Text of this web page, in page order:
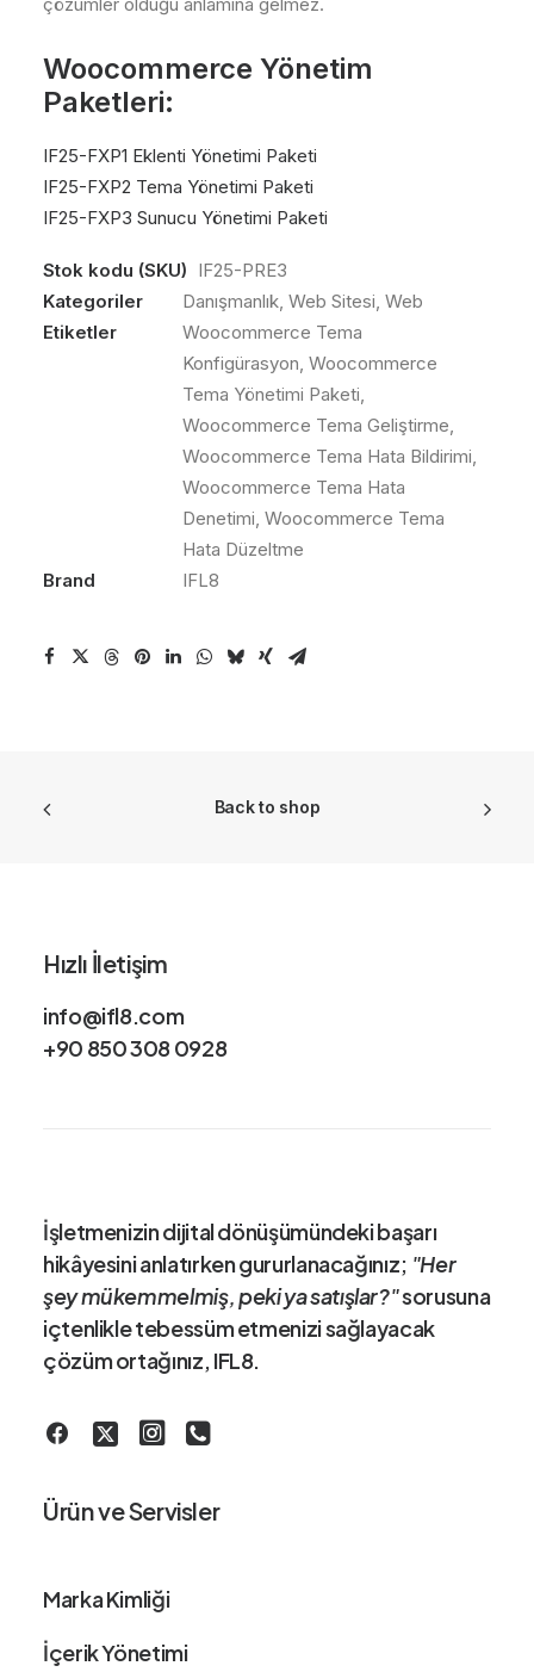
Woocommerce Yönetim
Paketleri:
IF25-FXP1 Eklenti Yönetimi Paketi
IF25-FXP2 Tema Yönetimi Paketi
IF25-FXP3 Sunucu Yönetimi Paketi
Stok kodu (SKU) IF25-PRE3
Kategoriler
Danışmanlık, Web Sitesi, Web
Etiketler
Woocommerce Tema
Konfigürasyon, Woocommerce
Tema Yönetimi Paketi,
Woocommerce Tema Geliştirme,
Woocommerce Tema Hata Bildirimi,
Woocommerce Tema Hata
Denetimi, Woocommerce Tema
Hata Düzeltme
Brand
IFL8
Back to shop
Hızlı İletişim
info@ifl8.com
+90 850 308 0928
İşletmenizin dijital dönüşümündekibaşarı
hikâyesini anlatırken gururlanacağınız; "Her
şey mükemmelmiş, peki ya satışlar?"sorusuna
içtenlikle tebessüm etmenizi sağlayacak
çözüm ortağınız, IFL8.
Ürün ve Servisler
Marka Kimliği
İçerik Yönetimi